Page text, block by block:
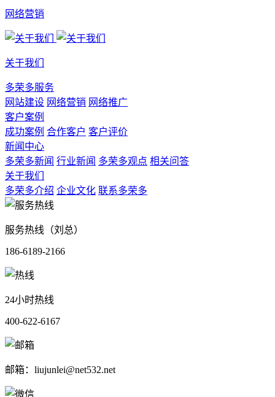
网络营销
关于我们
多荣多服务
网站建设 网络营销 网络推广
客户案例
成功案例 合作客户 客户评价
新闻中心
多荣多新闻 行业新闻 多荣多观点 相关问答
关于我们
多荣多介绍 企业文化 联系多荣多
服务热线（刘总）
186-6189-2166
24小时热线
400-622-6167
邮箱：liujunlei@net532.net